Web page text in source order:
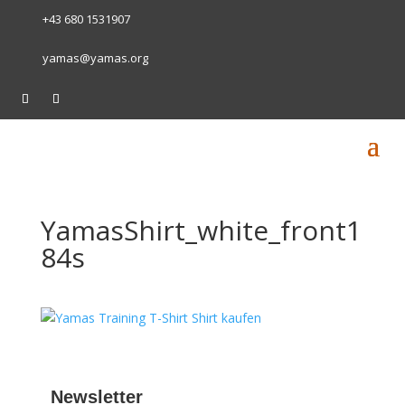
+43 680 1531907
yamas@yamas.org
YamasShirt_white_front1
84s
Newsletter